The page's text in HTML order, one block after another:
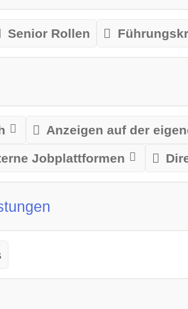
Senior Rollen
Anzeigen auf der
Jobplattformen